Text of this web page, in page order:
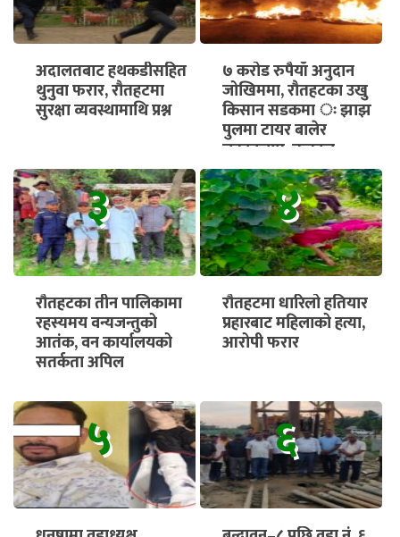
अदालतबाट हथकडीसहित
थुनुवा फरार, रौतहटमा
सुरक्षा व्यवस्थामाथि प्रश्न
७ करोड रुपैयाँ अनुदान
जोखिममा, रौतहटका उखु
किसान सडकमा ः झाझ
पुलमा टायर बालेर
चक्काजाम, तत्काल
भुक्तानी सुनिश्चित गर्न माग
३
रौतहटका तीन पालिकामा
रहस्यमय वन्यजन्तुको
आतंक, वन कार्यालयको
सतर्कता अपिल
४
रौतहटमा धारिलो हतियार
प्रहारबाट महिलाको हत्या,
आरोपी फरार
५ ६